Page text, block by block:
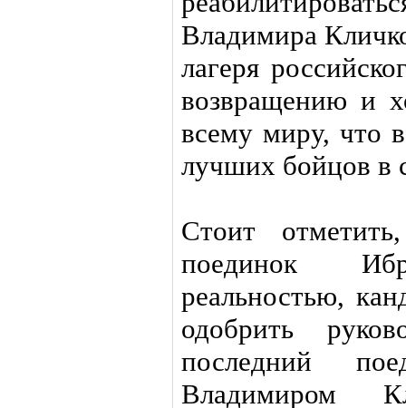
Владимира
лагеря
возвращению и
всему миру, что
лучших бойцов в
Стоит
поединок
реальностью,
одобрить
последний
Владимиром